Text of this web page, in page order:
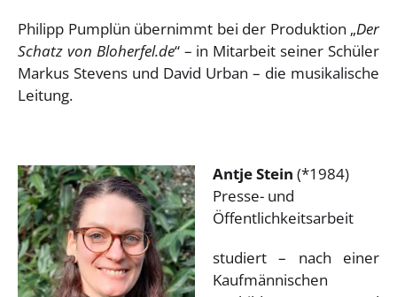
Philipp Pumplün übernimmt bei der Produktion „Der
Schatz von Bloherfel.de“ – in Mitarbeit seiner Schüler
Markus Stevens und David Urban – die musikalische
Leitung.
Antje Stein (*1984)
Presse- und
Öffentlichkeitsarbeit
studiert – nach einer
Kaufmännischen